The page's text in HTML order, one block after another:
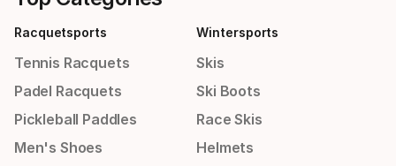
Racquetsports
Tennis Racquets
Padel Racquets
Pickleball Paddles
Men's Shoes
Wintersports
Skis
Ski Boots
Race Skis
Helmets